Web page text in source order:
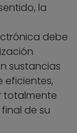
la
debe
sustancias
eficientes,
totalmente
de su